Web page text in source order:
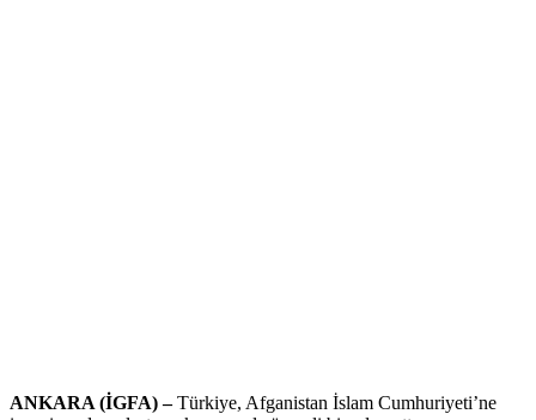
ANKARA (İGFA) –Türkiye, Afganistan İslam Cumhuriyeti’ne